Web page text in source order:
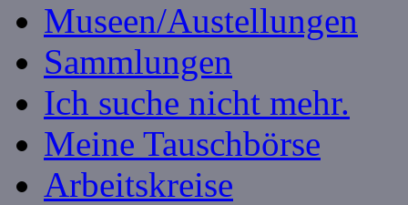
Museen/Austellungen
Sammlungen
Ich suche nicht mehr.
Meine Tauschbörse
Arbeitskreise